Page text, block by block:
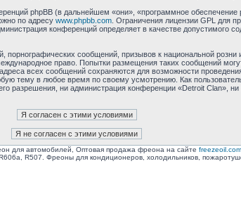
phpBB (в дальнейшем «они», «программное обеспечение
по адресу www.phpbb.com. Ограничения лицензии GPL для
конференций определяет в качестве допустимого
сообщений, призывов к национальной
право. Попытки размещения таких сообщений
всех сообщений сохраняются для возможности
тему в любое время по своему усмотрению. Как
разрешения, ни администрация конференции «Detroit Clan»,
для автомобилей, Оптовая продажа фреона на сайте
R507. Фреоны для кондиционеров, холодильников,